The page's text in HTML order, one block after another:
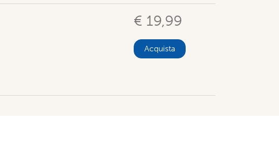
€ 19,99
Acquista